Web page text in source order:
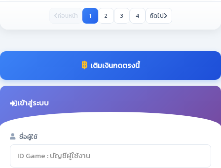
ก่อนหน้า 1 2 3 4 ถัดไป
฿ เติมเงินกดตรงนี้
เข้าสู่ระบบ
ชื่อผู้ใช้